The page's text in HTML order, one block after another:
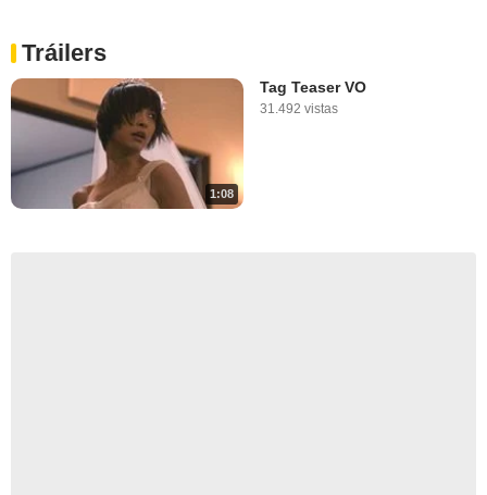
Tráilers
1:08
Tag Teaser VO
31.492 vistas